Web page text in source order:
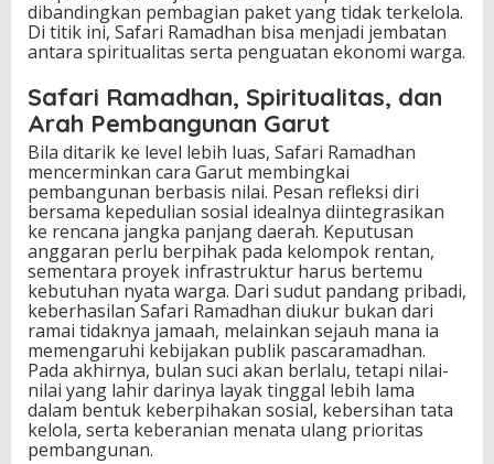
dibandingkan pembagian paket yang tidak terkelola.
Di titik ini, Safari Ramadhan bisa menjadi jembatan
antara spiritualitas serta penguatan ekonomi warga.
Safari Ramadhan, Spiritualitas, dan
Arah Pembangunan Garut
Bila ditarik ke level lebih luas, Safari Ramadhan
mencerminkan cara Garut membingkai
pembangunan berbasis nilai. Pesan refleksi diri
bersama kepedulian sosial idealnya diintegrasikan
ke rencana jangka panjang daerah. Keputusan
anggaran perlu berpihak pada kelompok rentan,
sementara proyek infrastruktur harus bertemu
kebutuhan nyata warga. Dari sudut pandang pribadi,
keberhasilan Safari Ramadhan diukur bukan dari
ramai tidaknya jamaah, melainkan sejauh mana ia
memengaruhi kebijakan publik pascaramadhan.
Pada akhirnya, bulan suci akan berlalu, tetapi nilai-
nilai yang lahir darinya layak tinggal lebih lama
dalam bentuk keberpihakan sosial, kebersihan tata
kelola, serta keberanian menata ulang prioritas
pembangunan.